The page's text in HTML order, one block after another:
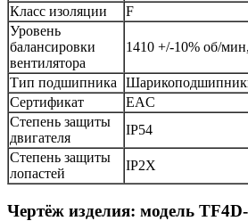
Класс изоляции
F
Уровень
балансировки
вентилятора
1410 +/-10% об/
Тип подшипника
Сертификат
EAC
Степень защиты
двигателя
IP54
Степень защиты
лопастей
IP2X
Чертёж изделия: модель